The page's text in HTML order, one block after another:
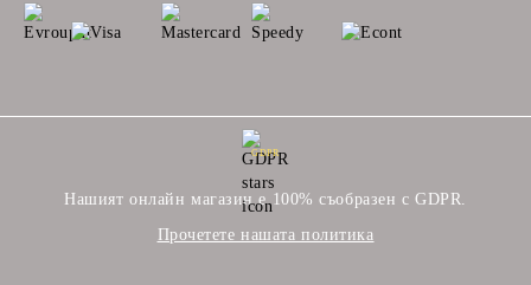
GDPR
Нашият онлайн магазин е 100% съобразен с GDPR.
Прочетете нашата политика